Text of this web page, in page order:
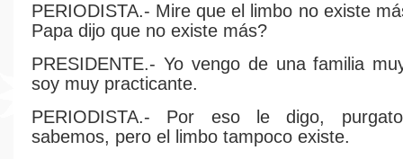
PERIODISTA.- Mire que el limbo no existe
Papa dijo que no existe más?
PRESIDENTE.- Yo vengo de una familia
soy muy practicante.
PERIODISTA.- Por eso le digo,
sabemos, pero el limbo tampoco existe.